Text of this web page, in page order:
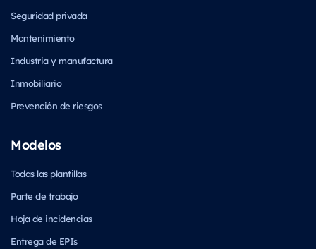
Seguridad privada
Mantenimiento
Industria y manufactura
Inmobiliario
Prevención de riesgos
Modelos
Todas las plantillas
Parte de trabajo
Hoja de incidencias
Entrega de EPIs